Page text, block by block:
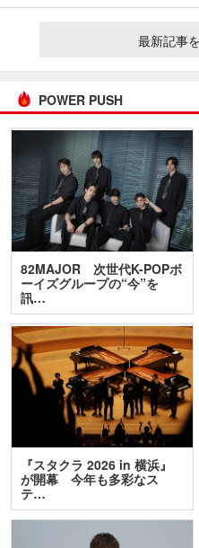
最新記事
POWER PUSH
82MAJOR 次世代K-POPボ
ーイズグループの“今”を
訊…
『スタクラ 2026 in 横浜』
が開幕 今年も多彩なス
テ…